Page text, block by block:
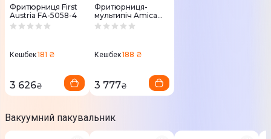
Фритюрниця First
Austria FA-5058-4
Кешбек181 ₴
3 626₴
Фритюрниця-
мультипіч Amica
AFD 5010
Кешбек188 ₴
3 777₴
Вакуумний пакувальник